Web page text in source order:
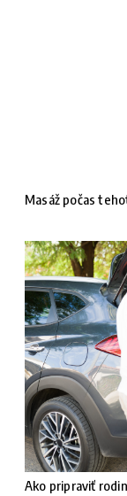
Masáž počas
Ako pripraviť